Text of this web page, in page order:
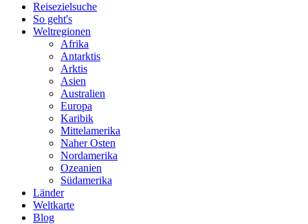
Reisezielsuche
So geht's
Weltregionen
Afrika
Antarktis
Arktis
Asien
Australien
Europa
Karibik
Mittelamerika
Naher Osten
Nordamerika
Ozeanien
Südamerika
Länder
Weltkarte
Blog